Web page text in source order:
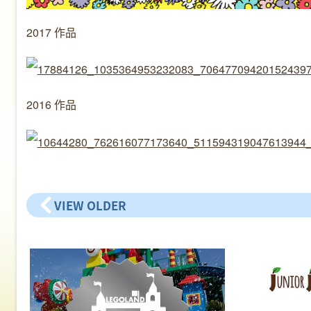
2017 作品
2016 作品
VIEW OLDER